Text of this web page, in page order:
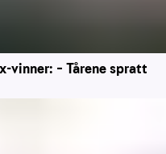
vinner: – Tårene spratt